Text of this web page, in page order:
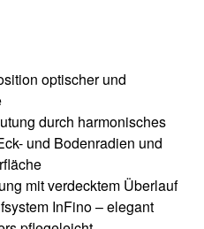
optischer und
durch harmonisches
und Bodenradien und
mit verdecktem Überlauf
InFino – elegant